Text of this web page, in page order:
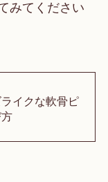
みてください
イクな軟骨ピ